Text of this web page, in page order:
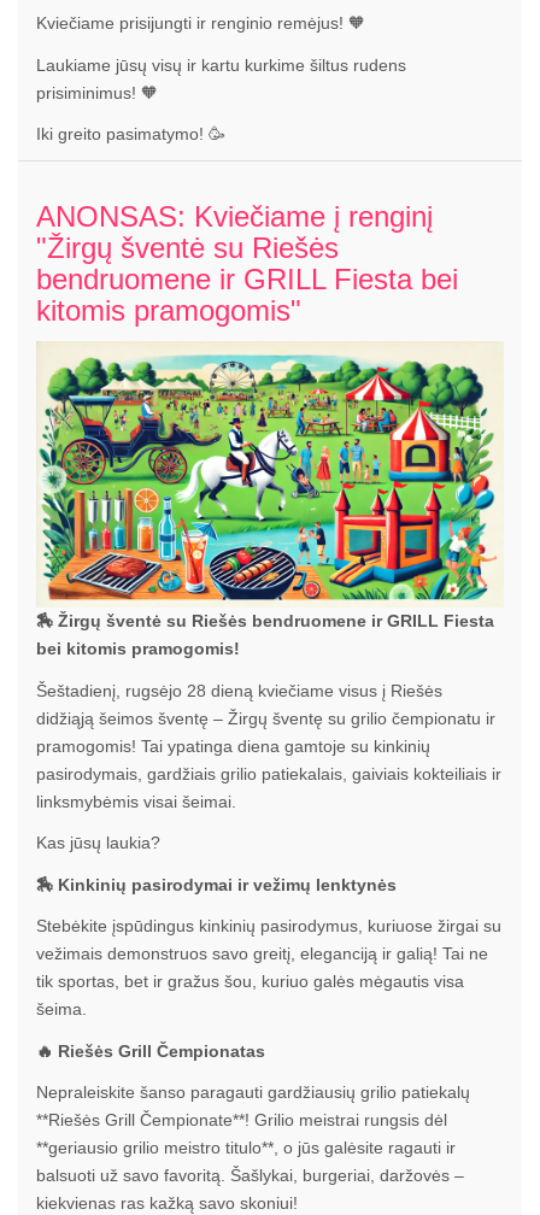
Kviečiame prisijungti ir renginio remėjus! 🧡
Laukiame jūsų visų ir kartu kurkime šiltus rudens
prisiminimus! 🧡
Iki greito pasimatymo! 🥳
ANONSAS: Kviečiame į renginį
"Žirgų šventė su Riešės
bendruomene ir GRILL Fiesta bei
kitomis pramogomis"
🏇 Žirgų šventė su Riešės bendruomene ir GRILL Fiesta
bei kitomis pramogomis!
Šeštadienį, rugsėjo 28 dieną kviečiame visus į Riešės
didžiąją šeimos šventę – Žirgų šventę su grilio čempionatu ir
pramogomis! Tai ypatinga diena gamtoje su kinkinių
pasirodymais, gardžiais grilio patiekalais, gaiviais kokteiliais ir
linksmybėmis visai šeimai.
Kas jūsų laukia?
🏇 Kinkinių pasirodymai ir vežimų lenktynės
Stebėkite įspūdingus kinkinių pasirodymus, kuriuose žirgai su
vežimais demonstruos savo greitį, eleganciją ir galią! Tai ne
tik sportas, bet ir gražus šou, kuriuo galės mėgautis visa
šeima.
🔥 Riešės Grill Čempionatas
Nepraleiskite šanso paragauti gardžiausių grilio patiekalų
**Riešės Grill Čempionate**! Grilio meistrai rungsis dėl
**geriausio grilio meistro titulo**, o jūs galėsite ragauti ir
balsuoti už savo favoritą. Šašlykai, burgeriai, daržovės –
kiekvienas ras kažką savo skoniui!